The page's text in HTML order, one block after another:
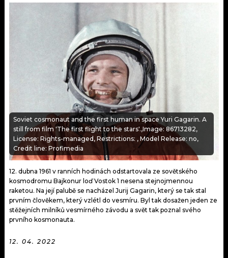
#NEBUDUDOMA
VIP
TRENDY
KULTURA
MIX
OSTATNÍ
APLIKACE
JAK NALADIT
Soviet cosmonaut and the first human in space Yuri Gagarin. A
still from film 'The first flight to the stars'.,Image: 86713282,
License: Rights-managed, Restrictions: , Model Release: no,
Credit line: Profimedia
12. dubna 1961 v ranních hodinách odstartovala ze sovětského
kosmodromu Bajkonur loď Vostok 1 nesena stejnojmennou
raketou. Na její palubě se nacházel Jurij Gagarin, který se tak stal
prvním člověkem, který vzlétl do vesmíru. Byl tak dosažen jeden ze
stěžejních milníků vesmírného závodu a svět tak poznal svého
prvního kosmonauta.
12. 04. 2022